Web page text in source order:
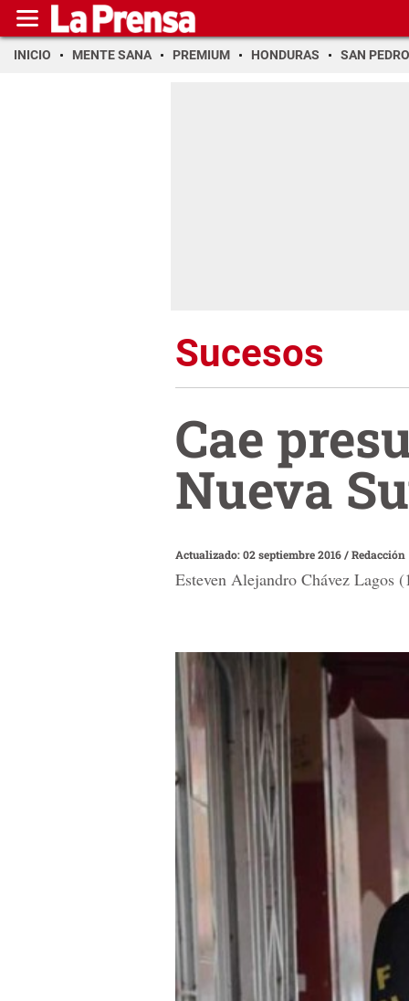
INICIO MENTE SANA PREMIUM HONDURAS SAN PEDRO
Sucesos
Cae
Nueva
Actualizado: 02 septiembre 2016/Redacción
Esteven Alejandro Chávez Lagos